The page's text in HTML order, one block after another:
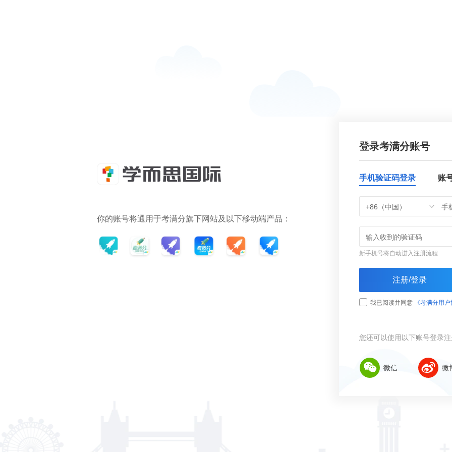
你的账号将通用于考满分旗下网站及以下移动端产品：
登录考满分账号
手机验证码登录 账
+86（中国）
新手机号将自动进入注册流程
注册/登录
我已阅读并同意 《考满分用户
您还可以使用以下账号登录
微信 微